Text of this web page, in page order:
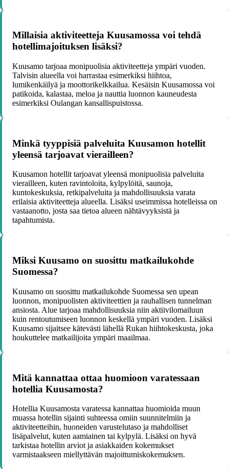
Millaisia aktiviteetteja Kuusamossa voi tehdä
hotellimajoituksen lisäksi?
Kuusamo tarjoaa monipuolisia aktiviteetteja ympäri vuoden.
Talvisin alueella voi harrastaa esimerkiksi hiihtoa,
lumikenkäilyä ja moottorikelkkailua. Kesäisin Kuusamossa voi
patikoida, kalastaa, meloa ja nauttia luonnon kauneudesta
esimerkiksi Oulangan kansallispuistossa.
Minkä tyyppisiä palveluita Kuusamon hotellit
yleensä tarjoavat vierailleen?
Kuusamon hotellit tarjoavat yleensä monipuolisia palveluita
vierailleen, kuten ravintoloita, kylpylöitä, saunoja,
kuntokeskuksia, retkipalveluita ja mahdollisuuksia varata
erilaisia aktiviteetteja alueella. Lisäksi useimmissa hotelleissa on
vastaanotto, josta saa tietoa alueen nähtävyyksistä ja
tapahtumista.
Miksi Kuusamo on suosittu matkailukohde
Suomessa?
Kuusamo on suosittu matkailukohde Suomessa sen upean
luonnon, monipuolisten aktiviteettien ja rauhallisen tunnelman
ansiosta. Alue tarjoaa mahdollisuuksia niin aktiivilomailuun
kuin rentoutumiseen luonnon keskellä ympäri vuoden. Lisäksi
Kuusamo sijaitsee kätevästi lähellä Rukan hiihtokeskusta, joka
houkuttelee matkailijoita ympäri maailmaa.
Mitä kannattaa ottaa huomioon varatessaan
hotellia Kuusamosta?
Hotellia Kuusamosta varatessa kannattaa huomioida muun
muassa hotellin sijainti suhteessa omiin suunnitelmiin ja
aktiviteetteihin, huoneiden varustelutaso ja mahdolliset
lisäpalvelut, kuten aamiainen tai kylpylä. Lisäksi on hyvä
tarkistaa hotellin arviot ja asiakkaiden kokemukset
varmistaakseen miellyttävän majoittumiskokemuksen.